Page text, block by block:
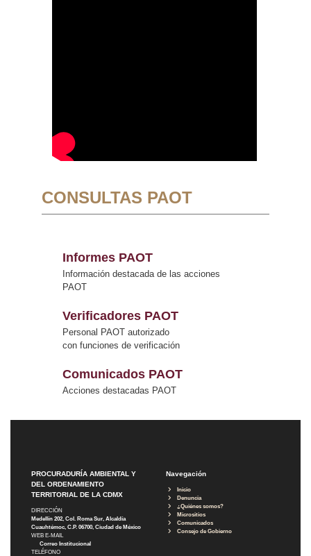
CONSULTAS PAOT
Informes PAOT
Información destacada de las acciones
PAOT
Verificadores PAOT
Personal PAOT autorizado
con funciones de verificación
Comunicados PAOT
Acciones destacadas PAOT
PROCURADURÍA AMBIENTAL Y
DEL ORDENAMIENTO
TERRITORIAL DE LA CDMX
DIRECCIÓN
Medellín 202, Col. Roma Sur, Alcaldía
Cuauhtémoc, C.P. 06700, Ciudad de México
WEB E-MAIL
Correo Institucional
TELÉFONO
Navegación
Inicio
Denuncia
¿Quiénes somos?
Micrositios
Comunicados
Consejo de Gobierno